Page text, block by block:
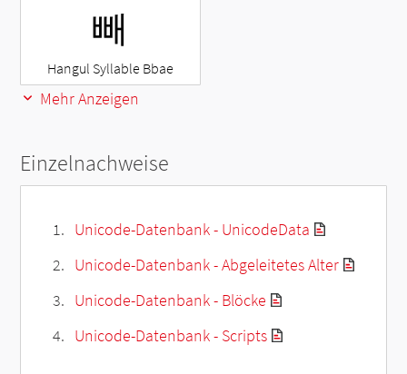
빼
Hangul Syllable Bbae
Mehr Anzeigen
Einzelnachweise
Unicode-Datenbank - UnicodeData
Unicode-Datenbank - Abgeleitetes Alter
Unicode-Datenbank - Blöcke
Unicode-Datenbank - Scripts